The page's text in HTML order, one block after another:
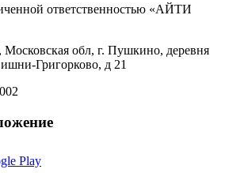
ответственностью «АЙТИ
обл, г. Пушкино, деревня
Григорково, д 21
Play